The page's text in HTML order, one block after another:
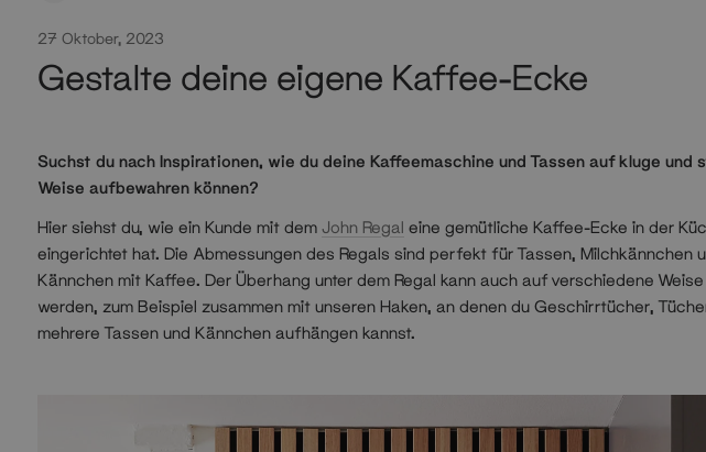
27 Oktober, 2023
Gestalte deine eigene Kaffee-Ecke
Suchst du nach Inspirationen, wie du deine Kaffeemaschine und Tassen auf kluge und
Weise aufbewahren können?
Hier siehst du, wie ein Kunde mit dem John Regal eine gemütliche Kaffee-Ecke in der
eingerichtet hat. Die Abmessungen des Regals sind perfekt für Tassen, Milchkännchen
Kännchen mit Kaffee. Der Überhang unter dem Regal kann auch auf verschiedene
werden, zum Beispiel zusammen mit unseren Haken, an denen du Geschirrtücher,
mehrere Tassen und Kännchen aufhängen kannst.